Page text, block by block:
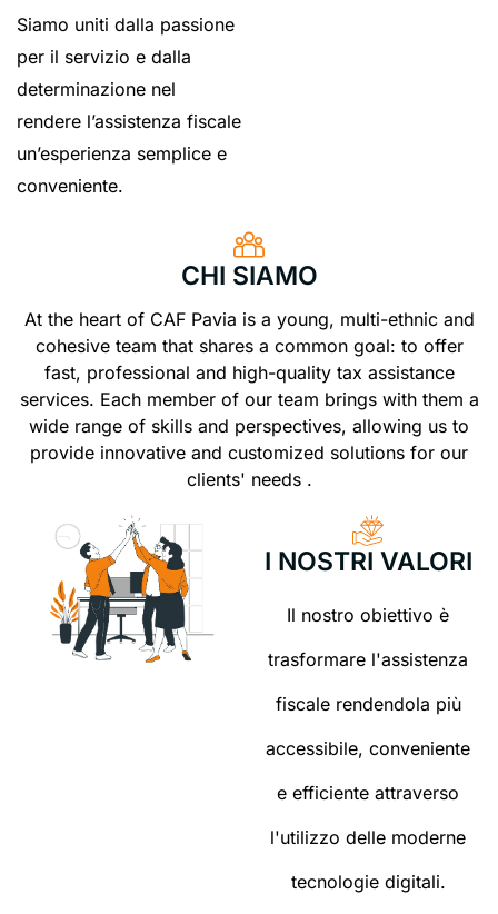
Siamo uniti dalla passione
per il servizio e dalla
determinazione nel
rendere l’assistenza fiscale
un’esperienza semplice e
conveniente.
CHI SIAMO
At the heart of CAF Pavia is a young, multi-ethnic and
cohesive team that shares a common goal: to offer
fast, professional and high-quality tax assistance
services. Each member of our team brings with them a
wide range of skills and perspectives, allowing us to
provide innovative and customized solutions for our
clients' needs .
I NOSTRI VALORI
Il nostro obiettivo è
trasformare l'assistenza
fiscale rendendola più
accessibile, conveniente
e efficiente attraverso
l'utilizzo delle moderne
tecnologie digitali.